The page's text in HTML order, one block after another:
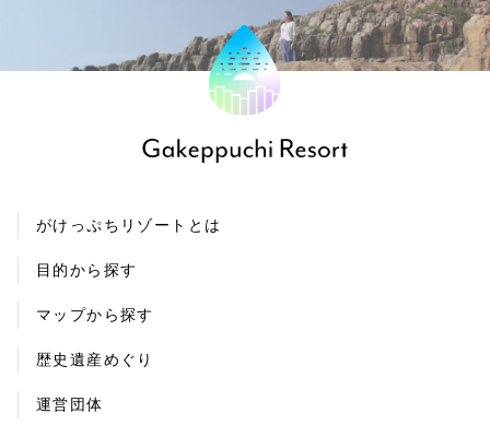
がけっぷちリゾートとは
目的から探す
マップから探す
歴史遺産めぐり
運営団体